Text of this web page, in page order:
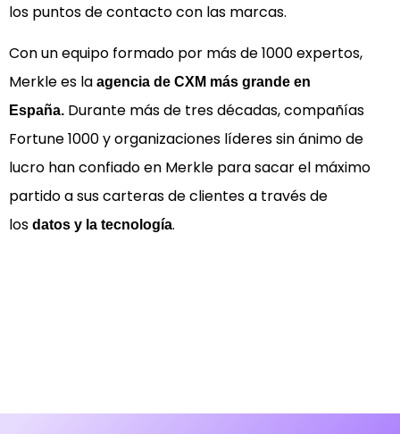
los puntos de contacto con las marcas.
Con un equipo formado por más de 1000 expertos,
Merkle es la agencia de CXM más grande en
España. Durante más de tres décadas, compañías
Fortune 1000 y organizaciones líderes sin ánimo de
lucro han confiado en Merkle para sacar el máximo
partido a sus carteras de clientes a través de
los datos y la tecnología.